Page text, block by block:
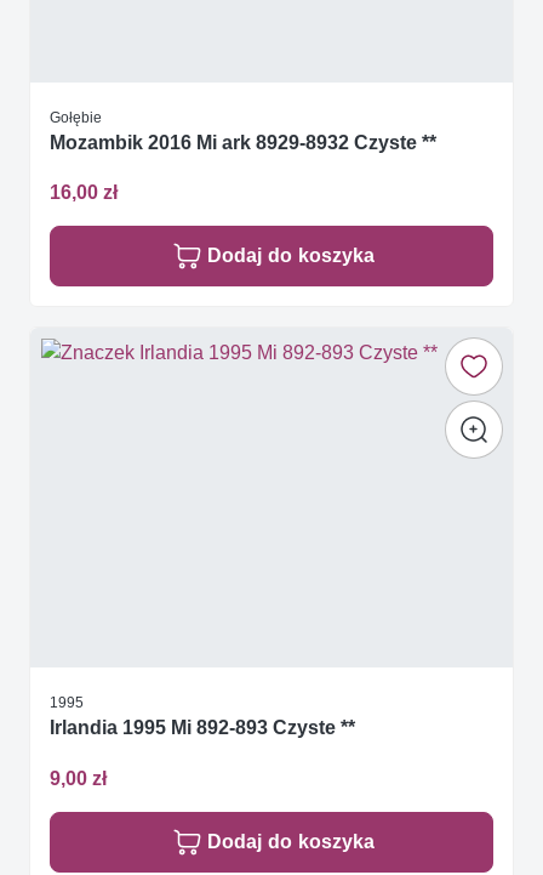
Gołębie
Mozambik 2016 Mi ark 8929-8932 Czyste **
16,00 zł
Dodaj do koszyka
1995
Irlandia 1995 Mi 892-893 Czyste **
9,00 zł
Dodaj do koszyka